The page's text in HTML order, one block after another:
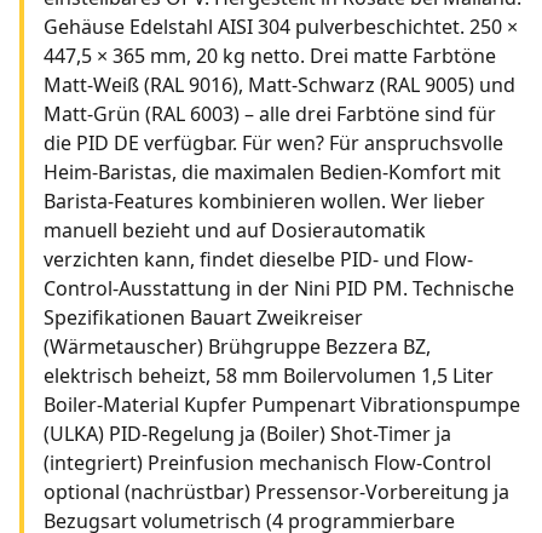
Gehäuse Edelstahl AISI 304 pulverbeschichtet. 250 ×
447,5 × 365 mm, 20 kg netto. Drei matte Farbtöne
Matt-Weiß (RAL 9016), Matt-Schwarz (RAL 9005) und
Matt-Grün (RAL 6003) – alle drei Farbtöne sind für
die PID DE verfügbar. Für wen? Für anspruchsvolle
Heim-Baristas, die maximalen Bedien-Komfort mit
Barista-Features kombinieren wollen. Wer lieber
manuell bezieht und auf Dosierautomatik
verzichten kann, findet dieselbe PID- und Flow-
Control-Ausstattung in der Nini PID PM. Technische
Spezifikationen Bauart Zweikreiser
(Wärmetauscher) Brühgruppe Bezzera BZ,
elektrisch beheizt, 58 mm Boilervolumen 1,5 Liter
Boiler-Material Kupfer Pumpenart Vibrationspumpe
(ULKA) PID-Regelung ja (Boiler) Shot-Timer ja
(integriert) Preinfusion mechanisch Flow-Control
optional (nachrüstbar) Pressensor-Vorbereitung ja
Bezugsart volumetrisch (4 programmierbare